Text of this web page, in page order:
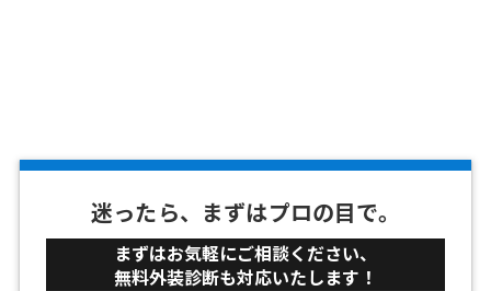
迷ったら、まずはプロの目で。
まずはお気軽にご相談ください、
無料外装診断も対応いたします！